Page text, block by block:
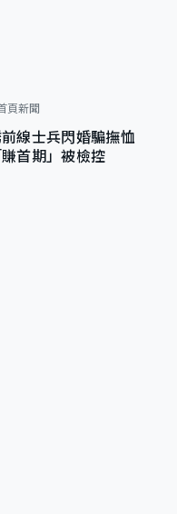
頁新聞
線士兵閃婚騙撫恤
首期」被檢控